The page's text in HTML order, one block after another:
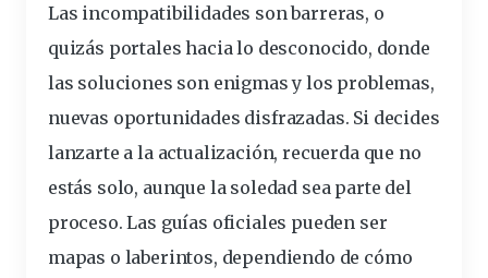
Las incompatibilidades son barreras, o
quizás portales hacia lo desconocido, donde
las soluciones son enigmas y los problemas,
nuevas oportunidades disfrazadas. Si decides
lanzarte a la actualización, recuerda que no
estás solo, aunque la soledad sea parte del
proceso. Las guías oficiales pueden ser
mapas o laberintos, dependiendo de cómo